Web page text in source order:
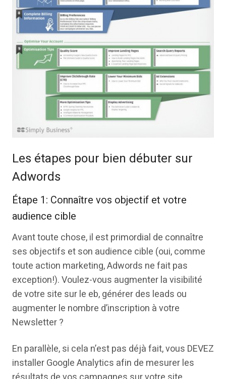
Les étapes pour bien débuter sur
Adwords
Étape 1: Connaître vos objectif et votre
audience cible
Avant toute chose, il est primordial de connaître
ses objectifs et son audience cible (oui, comme
toute action marketing, Adwords ne fait pas
exception!). Voulez-vous augmenter la visibilité
de votre site sur le eb, générer des leads ou
augmenter le nombre d’inscription à votre
Newsletter ?
En parallèle, si cela n’est pas déjà fait, vous DEVEZ
installer Google Analytics afin de mesurer les